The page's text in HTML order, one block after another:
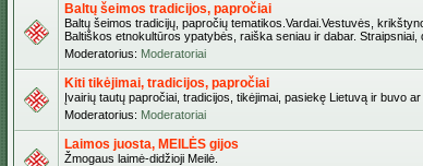
Baltų šeimos tradicijos, papročiai
Baltų šeimos tradicijų, papročių tematikos.Vardai.Vestuvės,
Baltiškos etnokultūros ypatybės, raiška seniau ir dabar. Straipsniai,
Moderatorius: Moderatoriai
Kiti tikėjimai, tradicijos, papročiai
Įvairių tautų papročiai, tradicijos, tikėjimai, pasiekę Lietuvą ir buvo ar
Moderatorius: Moderatoriai
Laimos juosta, MEILĖS gijos
Žmogaus laimė-didžioji Meilė.